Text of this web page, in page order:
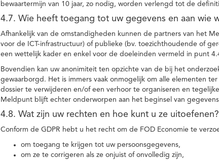
bewaartermijn van 10 jaar, zo nodig, worden verlengd tot de
4.7. Wie heeft toegang tot uw gegevens en aan wie
Afhankelijk van de omstandigheden kunnen de partners van het
voor de ICT-infrastructuur) of publieke (bv. toezichthoudende of
een wettelijk kader en enkel voor de doeleinden vermeld in punt
Bovendien kan uw anonimiteit ten opzichte van de bij het
gewaarborgd. Het is immers vaak onmogelijk om alle elementen
dossier te verwijderen en/of een verhoor te organiseren en
Meldpunt blijft echter onderworpen aan het beginsel van
4.8. Wat zijn uw rechten en hoe kunt u ze uitoefenen?
Conform de GDPR hebt u het recht om de FOD Economie te
om toegang te krijgen tot uw persoonsgegevens,
om ze te corrigeren als ze onjuist of onvolledig zijn,